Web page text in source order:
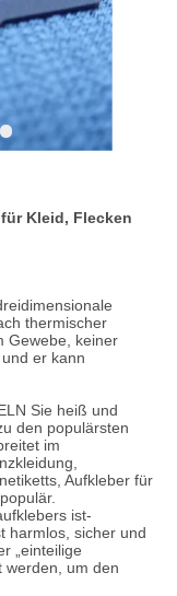
Kleid, Flecken
thermischer
Gewebe, keiner
er kann
Sie heiß und
den populärsten
im
Aufkleber für
ist-
harmlos, sicher und
„einteilige
werden, um den